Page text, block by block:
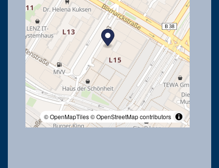
© OpenMapTiles© OpenStreetMap contributors